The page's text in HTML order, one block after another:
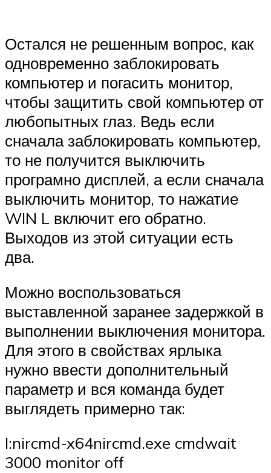
Остался не решенным вопрос, как
одновременно заблокировать
компьютер и погасить монитор,
чтобы защитить свой компьютер от
любопытных глаз. Ведь если
сначала заблокировать компьютер,
то не получится выключить
програмно дисплей, а если сначала
выключить монитор, то нажатие
WIN L включит его обратно.
Выходов из этой ситуации есть
два.
Можно воспользоваться
выставленной заранее задержкой в
выполнении выключения монитора.
Для этого в свойствах ярлыка
нужно ввести дополнительный
параметр и вся команда будет
выглядеть примерно так:
I:nircmd-x64nircmd.exe cmdwait
3000 monitor off